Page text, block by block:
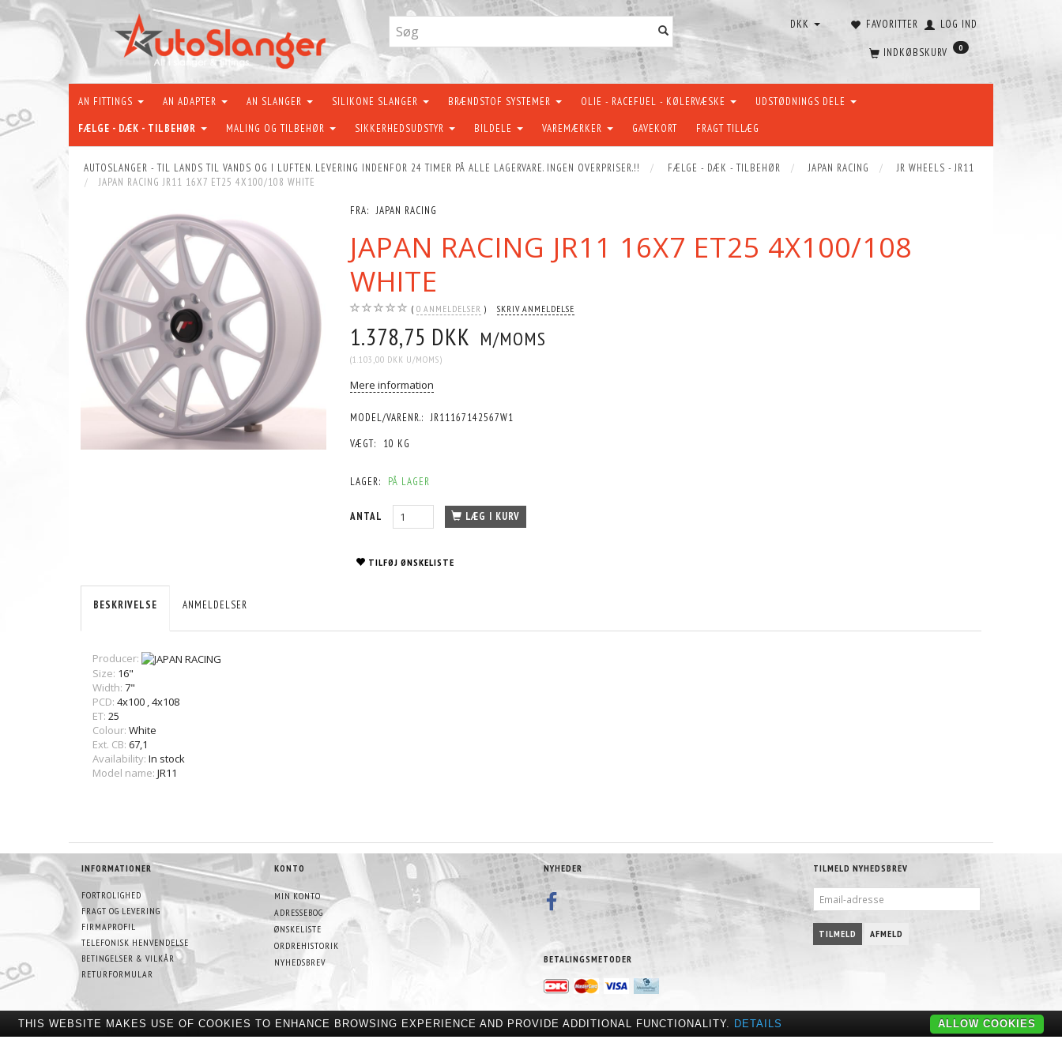
FAVORITTER LOG IND
DKK
INDKØBSKURV 0
AN FITTINGS AN ADAPTER AN SLANGER SILIKONE SLANGER BRÆNDSTOF SYSTEMER OLIE - RACEFUEL - KØLERVÆSKE UDSTØDNINGS DELE
FÆLGE - DÆK - TILBEHØR MALING OG TILBEHØR SIKKERHEDSUDSTYR BILDELE VAREMÆRKER GAVEKORT FRAGT TILLÆG
AUTOSLANGER - TIL LANDS TIL VANDS OG I LUFTEN. LEVERING INDENFOR 24 TIMER PÅ ALLE LAGERVARE. INGEN OVERPRISER.!! FÆLGE - DÆK - TILBEHØR JAPAN RACING
JR WHEELS - JR11
JAPAN RACING JR11 16X7 ET25 4X100/108 WHITE
FRA: JAPAN RACING
JAPAN RACING JR11 16X7 ET25 4X100/108
WHITE
0 ANMELDELSER SKRIV ANMELDELSE
1.378,75 DKK M/MOMS
(1.103,00 DKK U/MOMS)
Mere information
MODEL/VARENR.:
JR11167142567W1
VÆGT:
10 KG
LAGER: PÅ LAGER
ANTAL LÆG I KURV
TILFØJ ØNSKELISTE
BESKRIVELSE ANMELDELSER
Producer:
Size: 16"
Width: 7"
PCD: 4x100 ,4x108
ET: 25
Colour: White
Ext. CB: 67,1
Availability: In stock
Model name: JR11
INFORMATIONER
FORTROLIGHED
FRAGT OG LEVERING
FIRMAPROFIL
TELEFONISK HENVENDELSE
BETINGELSER & VILKÅR
RETURFORMULAR
KONTO
MIN KONTO
ADRESSEBOG
ØNSKELISTE
ORDREHISTORIK
NYHEDSBREV
NYHEDER
BETALINGSMETODER
TILMELD NYHEDSBREV
ADRESSE
TILMELD AFMELD
THIS WEBSITE MAKES USE OF COOKIES TO ENHANCE BROWSING EXPERIENCE AND PROVIDE ADDITIONAL FUNCTIONALITY. DETAILS ALLOW COOKIES